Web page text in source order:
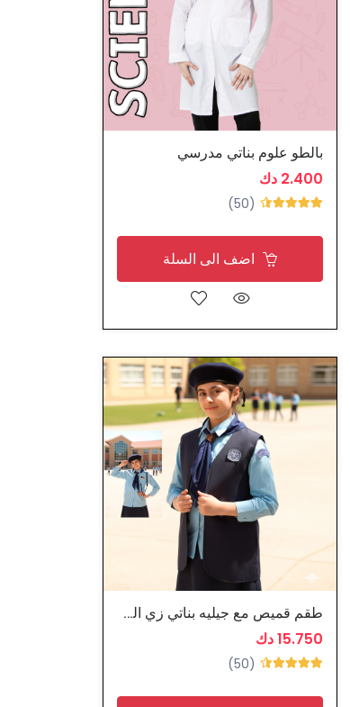
بالطو علوم بناتي مدرسي
2.400 دك
(50)
اضف الى السلة
طقم قميص مع جيليه بناتي زي المرشدات المدرسي 11 قطع
15.750 دك
(50)